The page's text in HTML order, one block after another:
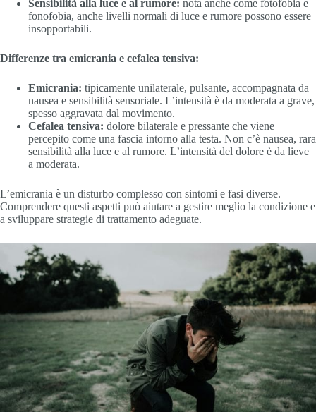
Sensibilità alla luce e al rumore: nota anche come fotofobia e
fonofobia, anche livelli normali di luce e rumore possono essere
insopportabili.
Differenze tra emicrania e cefalea tensiva:
Emicrania: tipicamente unilaterale, pulsante, accompagnata da
nausea e sensibilità sensoriale. L’intensità è da moderata a grave,
spesso aggravata dal movimento.
Cefalea tensiva: dolore bilaterale e pressante che viene
percepito come una fascia intorno alla testa. Non c’è nausea, rara
sensibilità alla luce e al rumore. L’intensità del dolore è da lieve
a moderata.
L’emicrania è un disturbo complesso con sintomi e fasi diverse.
Comprendere questi aspetti può aiutare a gestire meglio la condizione e
a sviluppare strategie di trattamento adeguate.